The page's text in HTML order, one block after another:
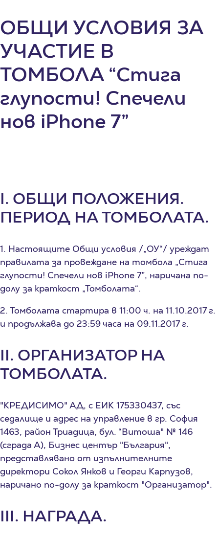
ОБЩИ УСЛОВИЯ ЗА
УЧАСТИЕ В
ТОМБОЛА “Стига
глупости! Спечели
нов iPhone 7”
I. ОБЩИ ПОЛОЖЕНИЯ.
ПЕРИОД НА ТОМБОЛАТА.
1. Настоящите Общи условия /„ОУ“/ уреждат
правилата за провеждане на томбола „Стига
глупости! Спечели нов iPhone 7”, наричана по-
долу за краткост „Томболата“.
2. Томболата стартира в 11:00 ч. на 11.10.2017 г.
и продължава до 23:59 часа на 09.11.2017 г.
II. ОРГАНИЗАТОР НА
ТОМБОЛАТА.
"КРЕДИСИМО" АД, с ЕИК 175330437, със
седалище и адрес на управление в гр. София
1463, район Триадица, бул. “Витоша" № 146
(сграда А), Бизнес център "България",
представлявано от изпълнителните
директори Сокол Янков и Георги Карпузов,
наричано по-долу за краткост "Организатор".
III. НАГРАДА.